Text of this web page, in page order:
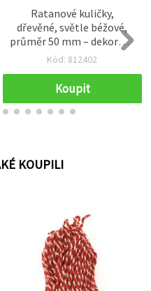
Ratanové kuličky,
dřevěné, světle béžové,
průměr 50 mm – dekorace
a kreativní potřeby (2 ks)
Kód: 812402
Koupit
KOUPILI